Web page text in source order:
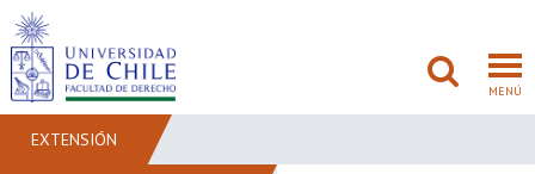
MENÚ
EXTENSIÓN